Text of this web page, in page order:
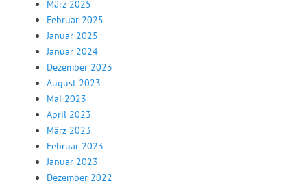
März 2025
Februar 2025
Januar 2025
Januar 2024
Dezember 2023
August 2023
Mai 2023
April 2023
März 2023
Februar 2023
Januar 2023
Dezember 2022